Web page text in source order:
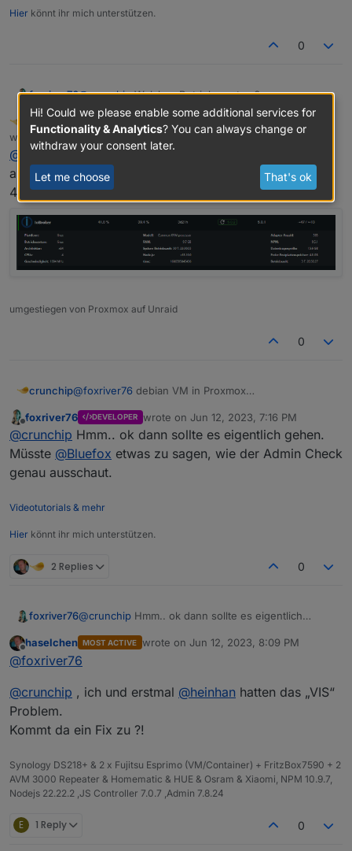
Hier könnt ihr mich unterstützen.
0
foxriver76@crunchipWelches Betriebssystem?
Offline
crunchip FORUM TESTING
wrote onJun 12, 2023, 7:13 PM
last edited by crunchipJun 12, 2023, 9:22 PM
@ foxriver76debian VM in Proxmox
aktuell js-controller: 5.0.1-alpha.0-20230406-
4552d569
umgestiegen von Proxmox auf Unraid
0
crunchip@foxriver76 debian VM in Proxmox
4552d569
foxriver76 DEVELOPER wrote on Jun 12, 2023, 7:16 PM
last edited by
@crunchip Hmm.. ok dann sollte es eigentlich gehen.
Müsste @Bluefox etwas zu sagen, wie der Admin Check
genau ausschaut.
Videotutorials & mehr
Hier könnt ihr mich unterstützen.
2 Replies 0
foxriver76@crunchip Hmm.. ok dann sollte es eigentlich
Admin Check genau ausschaut.
Offline
haselchen MOST ACTIVE wrote on Jun 12, 2023, 8:09 PM
last edited by
@foxriver76
@crunchip , ich und erstmal @heinhan hatten das „VIS“
Problem.
Kommt da ein Fix zu ?!
Synology DS218+ & 2 x Fujitsu Esprimo (VM/Container) + FritzBox7590 + 2
AVM 3000 Repeater & Homematic & HUE & Osram & Xiaomi, NPM 10.9.7,
Nodejs 22.22.2 ,JS Controller 7.0.7 ,Admin 7.8.24
E 1 Reply 0
Hi! Could we please enable some additional services for
Functionality & Analytics? You can always change or
withdraw your consent later.
Let me choose That's ok